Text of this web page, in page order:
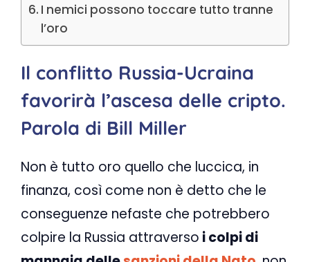
I nemici possono toccare tutto tranne
l’oro
Il conflitto Russia-Ucraina
favorirà l’ascesa delle cripto.
Parola di Bill Miller
Non è tutto oro quello che luccica, in
finanza, così come non è detto che le
conseguenze nefaste che potrebbero
colpire la Russia attraverso i colpi di